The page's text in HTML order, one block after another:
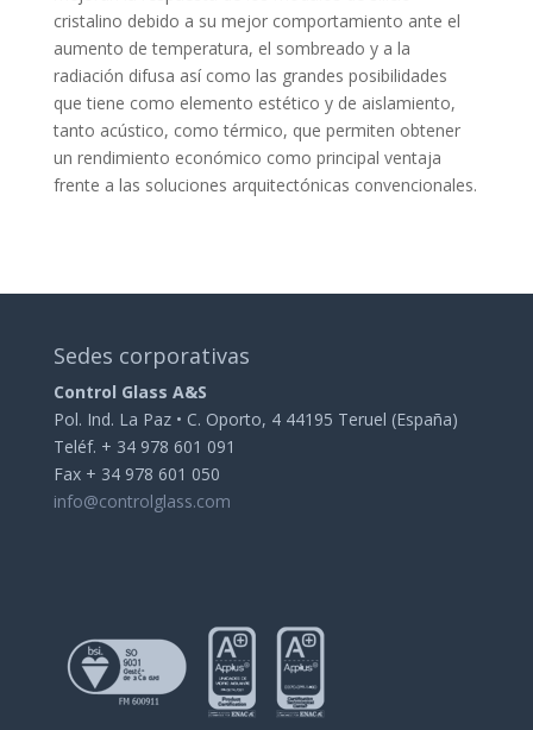
cristalino debido a su mejor comportamiento ante el
aumento de temperatura, el sombreado y a la
radiación difusa así como las grandes posibilidades
que tiene como elemento estético y de aislamiento,
tanto acústico, como térmico, que permiten obtener
un rendimiento económico como principal ventaja
frente a las soluciones arquitectónicas convencionales.
Sedes corporativas
Control Glass A&S
Pol. Ind. La Paz • C. Oporto, 4 44195 Teruel (España)
Teléf. + 34 978 601 091
Fax + 34 978 601 050
info@controlglass.com